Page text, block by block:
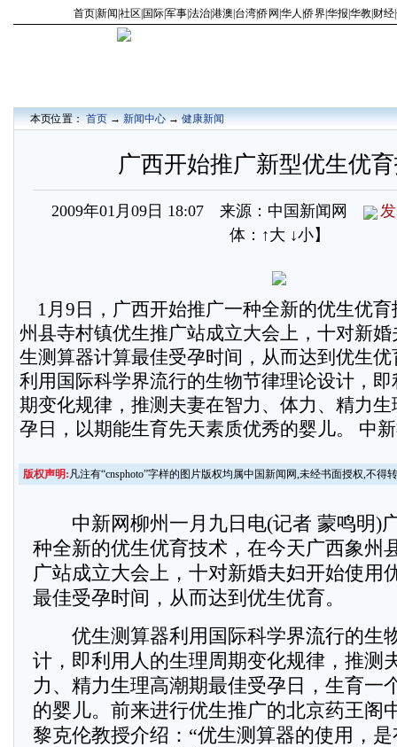
首页新闻 社区 国际军事法治港澳 台湾|侨网 华人 |侨界华报 华教 财经
本页位置：首页→新闻中心→健康新闻
广西开始推广新型优生优
2009年01月09日 18:07 来源：中国新闻网
体： ↑大 ↓小】
1月9日，广西开始推广一种全新的优生优育
州县寺村镇优生推广站成立大会上，十对新
生测算器计算最佳受孕时间，从而达到优生
利用国际科学界流行的生物节律理论设计，
期变化规律，推测夫妻在智力、体力、精力
孕日，以期能生育先天素质优秀的婴儿。 中
版权声明:凡注有“cnsphoto”字样的图片版权均属中国新闻网,未经书面授权,不得
中新网柳州一月九日电(记者 蒙鸣明)
种全新的优生优育技术，在今天广西象州
广站成立大会上，十对新婚夫妇开始使用
最佳受孕时间，从而达到优生优育。
优生测算器利用国际科学界流行的生
计，即利用人的生理周期变化规律，推测
力、精力生理高潮期最佳受孕日，生育一
的婴儿。前来进行优生推广的北京药王阁
黎克伦教授介绍：“优生测算器的使用，